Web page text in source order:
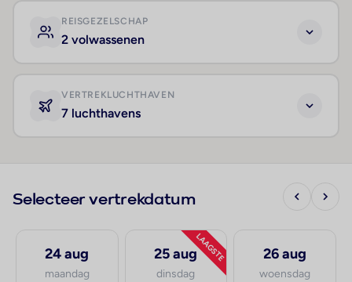
REISGEZELSCHAP
2 volwassenen
VERTREKLUCHTHAVEN
7 luchthavens
Selecteer vertrekdatum
24 aug
maandag
LAAGSTE
25 aug
dinsdag
26 aug
woensdag